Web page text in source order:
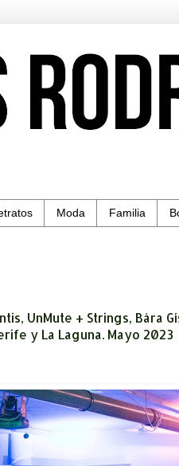
Moda Familia
UnMute + Strings, Bára
y La Laguna. Mayo 2023